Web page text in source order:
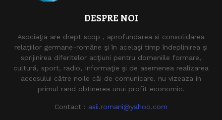
DESPRE NOI
Asociaţia are drept scop , aprofundarea si consolidarea
relaţiilor germane-române şi în acelaşi timp îndeplinirea şi
sprijinirea diferitelor acţiuni pentru domeniile formare,
cultură, sport, radio, Informaţie şi de asemenea realizarea
accesului către noile căi de comunicare. nu vizeaza in
primul rand obtinerea unui profit economic.
Contact : asii.romani@yahoo.com